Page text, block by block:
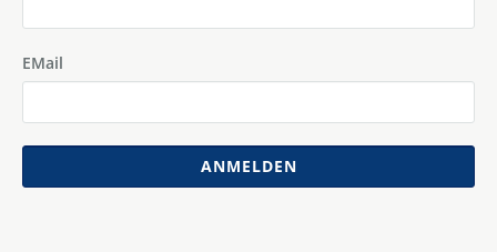
EMail
ANMELDEN